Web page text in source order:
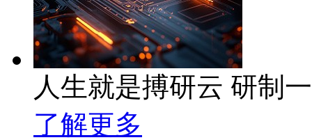
人生就是搏研云 研制
了解更多